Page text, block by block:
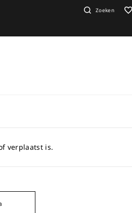
Zoeken
verplaatst is.